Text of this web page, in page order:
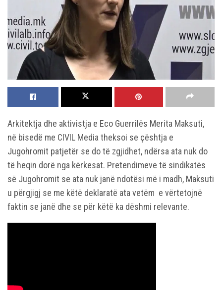
Arkitektja dhe aktivistja e Eco Guerrilës Merita Maksuti,
në bisedë me CIVIL Media theksoi se çështja e
Jugohromit patjetër se do të zgjidhet, ndërsa ata nuk do
të heqin dorë nga kërkesat. Pretendimeve të sindikatës
së Jugohromit se ata nuk janë ndotësi më i madh, Maksuti
u përgjigj se me këtë deklaratë ata vetëm e vërtetojnë
faktin se janë dhe se për këtë ka dëshmi relevante.